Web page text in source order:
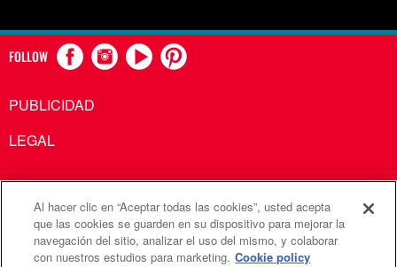
FOLLOW
PUBLICIDAD
LEGAL
Comunicaciones Metodistas Unidas es una agencia de la
Iglesia Metodista Unida
Al hacer clic en “Aceptar todas las cookies”, usted acepta
que las cookies se guarden en su dispositivo para mejorar la
navegación del sitio, analizar el uso del mismo, y colaborar
con nuestros estudios para marketing. Cookie policy